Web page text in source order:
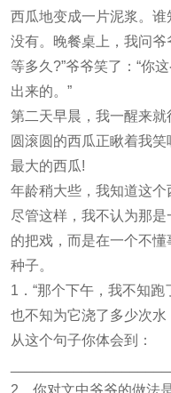
西瓜地变成一片泥浆。
没有。晚餐桌上，我问
等多久?”爷爷笑了：“你
出来的。”
第二天早晨，我一醒来
圆滚圆的西瓜正瞅着我
最大的西瓜!
年龄稍大些，我知道这个
尽管这样，我不认为那
的把戏，而是在一个不
种子。
1．“那个下午，我不知
也不知为它浇了多少次水
从这个句子你体会到：
2．你对文中爷爷的做法